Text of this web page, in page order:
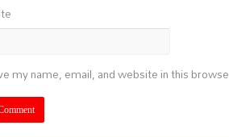
my name, email, and website in this